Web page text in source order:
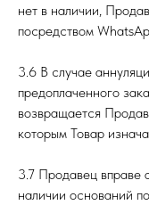
нет в наличии,
посредством
3.6 В случае
предоплаченного
возвращается
которым Товар
3.7 Продавец вправе
наличии оснований